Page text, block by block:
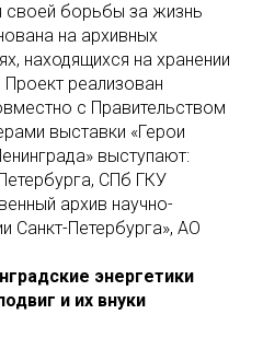
своей борьбы за жизнь
на архивных
находящихся на хранении
Проект реализован
с Правительством
выставки «Герои
выступают:
СПб ГКУ
архив научно-
Санкт-Петербурга», АО
энергетики
и их внуки